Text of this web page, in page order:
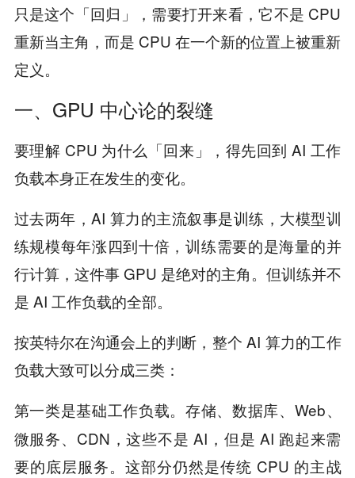
只是这个「回归」，需要打开来看，它不是 CPU
重新当主角，而是 CPU 在一个新的位置上被重新
定义。
一、GPU 中心论的裂缝
要理解 CPU 为什么「回来」，得先回到 AI 工作
负载本身正在发生的变化。
过去两年，AI 算力的主流叙事是训练，大模型训
练规模每年涨四到十倍，训练需要的是海量的并
行计算，这件事 GPU 是绝对的主角。但训练并不
是 AI 工作负载的全部。
按英特尔在沟通会上的判断，整个 AI 算力的工作
负载大致可以分成三类：
第一类是基础工作负载。存储、数据库、Web、
微服务、CDN，这些不是 AI，但是 AI 跑起来需
要的底层服务。这部分仍然是传统 CPU 的主战